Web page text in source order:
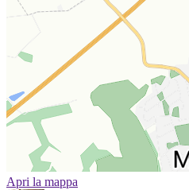
Apri la mappa